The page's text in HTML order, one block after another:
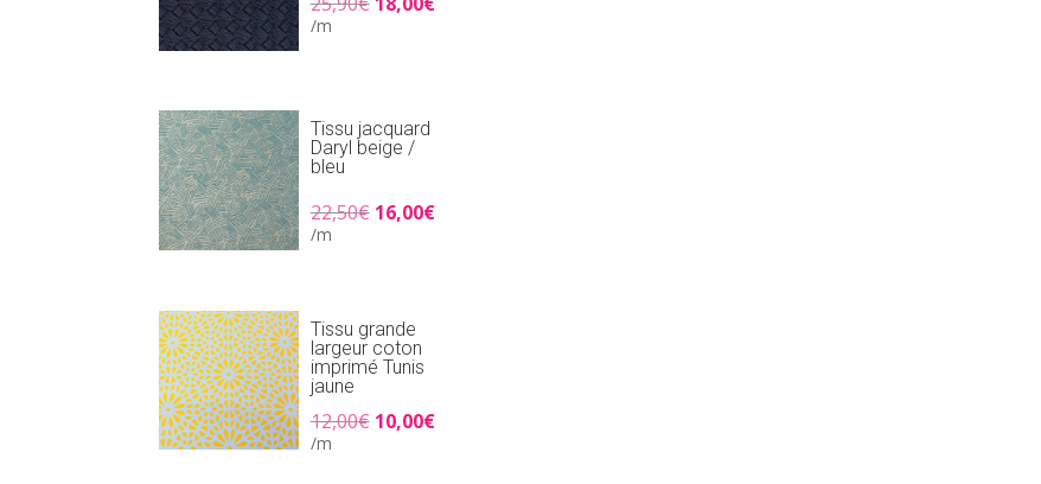
/m
Tissu jacquard
Daryl beige /
bleu
22,50€ Le
16,00€Le
/m
Tissu grande
largeur coton
imprimé Tunis
jaune
12,00€ Le
10,00€Le
/m